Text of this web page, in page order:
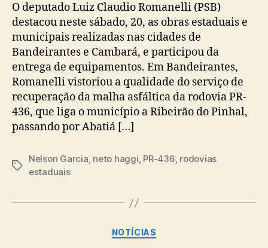
O deputado Luiz Claudio Romanelli (PSB)
destacou neste sábado, 20, as obras estaduais e
municipais realizadas nas cidades de
Bandeirantes e Cambará, e participou da
entrega de equipamentos. Em Bandeirantes,
Romanelli vistoriou a qualidade do serviço de
recuperação da malha asfáltica da rodovia PR-
436, que liga o município a Ribeirão do Pinhal,
passando por Abatiá […]
Tags
Nelson Garcia, neto haggi, PR-436, rodovias
estaduais
Categorias
NOTÍCIAS